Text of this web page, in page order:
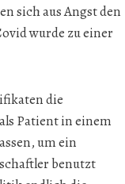
sich aus Angst den
wurde zu einer
die
Patient in einem
um ein
benutzt